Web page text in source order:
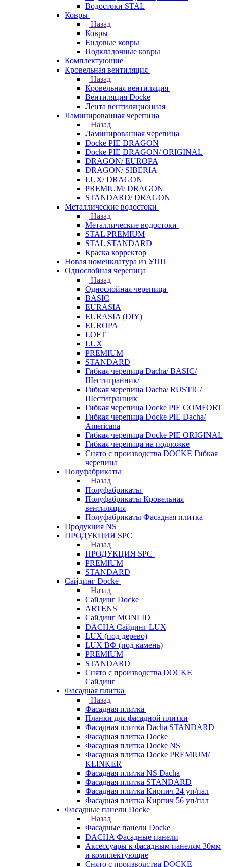
Водостоки STAL
Ковры
Назад
Ковры
Ендовые ковры
Подкладочные ковры
Комплектующие
Кровельная вентиляция
Назад
Кровельная вентиляция
Вентиляция Docke
Лента вентиляционная
Ламинированная черепица
Назад
Ламинированная черепица
Docke PIE DRAGON
Docke PIE DRAGON/ ORIGINAL
DRAGON/ EUROPA
DRAGON/ SIBERIA
LUX/ DRAGON
PREMIUM/ DRAGON
STANDARD/ DRAGON
Металлические водостоки
Назад
Металлические водостоки
STAL PREMIUM
STAL STANDARD
Краска корректор
Новая номенклатура из УПП
Однослойная черепица
Назад
Однослойная черепица
BASIC
EURASIA
EURASIA (DIY)
EUROPA
LOFT
LUX
PREMIUM
STANDARD
Гибкая черепица Dacha/ BASIC/
Шестигранник/
Гибкая черепица Dacha/ RUSTIC/
Шестигранник
Гибкая черепица Docke PIE COMFORT
Гибкая черепица Docke PIE Dacha/
Americana
Гибкая черепица Docke PIE ОRIGINАL
Гибкая черепица на подложке
Снято с производства DOCKE Гибкая
черепица
Полуфабрикаты
Назад
Полуфабрикаты
Полуфабрикаты Кровельная
вентиляция
Полуфабрикаты Фасадная плитка
Продукция NS
ПРОДУКЦИЯ SPC
Назад
ПРОДУКЦИЯ SPC
PREMIUM
STANDARD
Сайдинг Docke
Назад
Сайдинг Docke
ARTENS
Cайдинг MONLID
DACHA Сайдинг LUX
LUX (под дерево)
LUX ВФ (под камень)
PREMIUM
STANDARD
Снято с производства DOCKE
Сайдинг
Фасадная плитка
Назад
Фасадная плитка
Планки для фасадной плитки
Фасадная плитка Dacha STANDARD
Фасадная плитка Docke
Фасадная плитка Docke NS
Фасадная плитка Docke PREMIUM/
KLINKER
Фасадная плитка NS Dacha
Фасадная плитка STANDARD
Фасадная плитка Кирпич 24 уп/пал
Фасадная плитка Кирпич 56 уп/пал
Фасадные панели Docke
Назад
Фасадные панели Docke
DACHA Фасадные панели
Аксессуары к фасадным панелям 30мм
и комплектующие
Снято с производства DOCKE